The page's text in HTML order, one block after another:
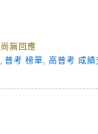
尚無回應
,普考 榜單, 高普考 成績